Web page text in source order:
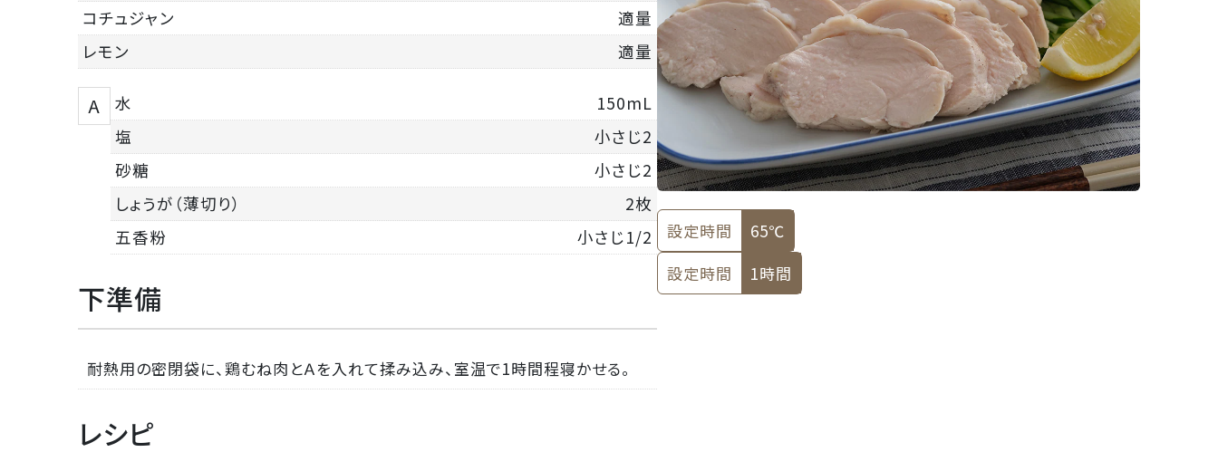
設定時間
65℃
設定時間
1時間
コチュジャン
適量
レモン
適量
A 水
150mL
塩
小さじ2
砂糖
小さじ2
しょうが（薄切り）
2枚
五香粉
小さじ1/2
下準備
耐熱用の密閉袋に、鶏むね肉とＡを入れて揉み込み、室温で1時間程寝かせる。
レシピ